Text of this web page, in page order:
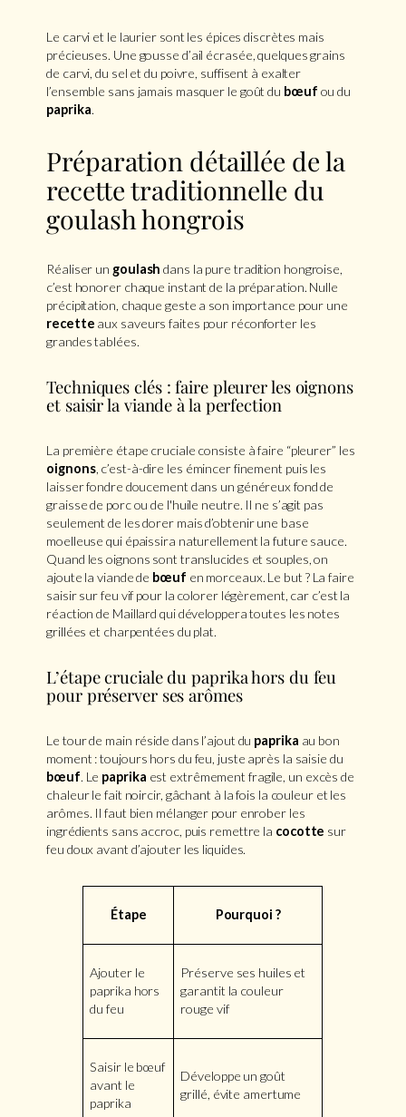
Le carvi et le laurier sont les épices discrètes mais
précieuses. Une gousse d’ail écrasée, quelques grains
de carvi, du sel et du poivre, suffisent à exalter
l’ensemble sans jamais masquer le goût du bœuf ou du
paprika.
Préparation détaillée de la
recette traditionnelle du
goulash hongrois
Réaliser un goulash dans la pure tradition hongroise,
c’est honorer chaque instant de la préparation. Nulle
précipitation, chaque geste a son importance pour une
recette aux saveurs faites pour réconforter les
grandes tablées.
Techniques clés : faire pleurer les oignons
et saisir la viande à la perfection
La première étape cruciale consiste à faire “pleurer” les
oignons, c’est-à-dire les émincer finement puis les
laisser fondre doucement dans un généreux fond de
graisse de porc ou de l'huile neutre. Il ne s’agit pas
seulement de les dorer mais d’obtenir une base
moelleuse qui épaissira naturellement la future sauce.
Quand les oignons sont translucides et souples, on
ajoute la viande de bœuf en morceaux. Le but ? La faire
saisir sur feu vif pour la colorer légèrement, car c’est la
réaction de Maillard qui développera toutes les notes
grillées et charpentées du plat.
L’étape cruciale du paprika hors du feu
pour préserver ses arômes
Le tour de main réside dans l’ajout du paprika au bon
moment : toujours hors du feu, juste après la saisie du
bœuf. Le paprika est extrêmement fragile, un excès de
chaleur le fait noircir, gâchant à la fois la couleur et les
arômes. Il faut bien mélanger pour enrober les
ingrédients sans accroc, puis remettre la cocotte sur
feu doux avant d’ajouter les liquides.
Étape Pourquoi ?
Ajouter le
paprika hors
du feu
Préserve ses huiles et
garantit la couleur
rouge vif
Saisir le bœuf
avant le
paprika
Développe un goût
grillé, évite amertume